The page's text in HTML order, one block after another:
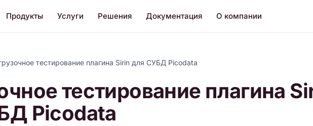
Продукты Услуги Решения Документация О компании
тестирование плагина Sirin для СУБД Picodata
тестирование плагина
Picodata